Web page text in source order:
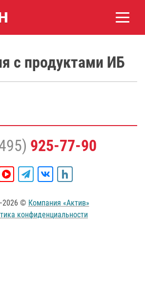
с продуктами ИБ
925-77-90
© Компания «Актив»
конфиденциальности